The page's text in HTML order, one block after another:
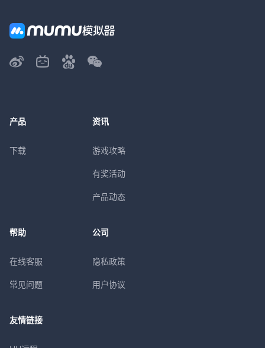
产品
下载
资讯
游戏攻略
有奖活动
产品动态
帮助
在线客服
常见问题
公司
隐私政策
用户协议
友情链接